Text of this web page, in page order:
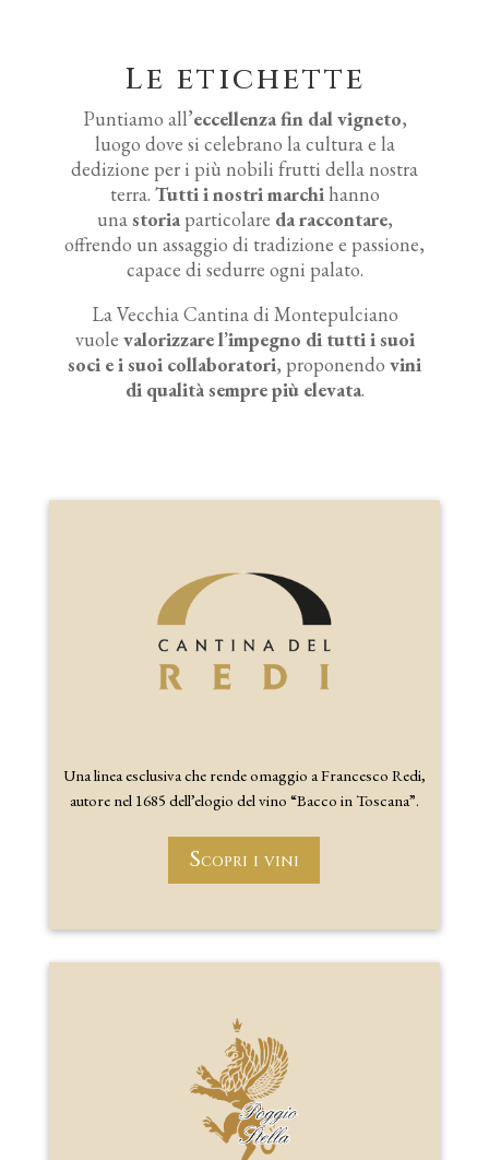
Le etichette
Puntiamo all’eccellenza fin dal vigneto,
luogo dove si celebrano la cultura e la
dedizione per i più nobili frutti della nostra
terra. Tutti i nostri marchihanno
unastoriaparticolare da raccontare,
offrendo un assaggio di tradizione e passione,
capace di sedurre ogni palato.
La Vecchia Cantina di Montepulciano
vuole valorizzare l’impegno di tutti i suoi
soci e i suoi collaboratori, proponendo vini
di qualità sempre più elevata.
Una linea esclusiva che rende omaggio a Francesco Redi,
autore nel 1685 dell’elogio del vino “Bacco in Toscana”.
Scopri i vini